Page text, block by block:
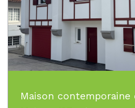
Maison contemporaine